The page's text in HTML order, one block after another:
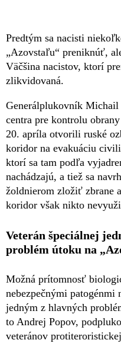
Predtým sa nacisti
„Azovstaľu“ preniknúť,
Väčšina nacistov, ktorí
zlikvidovaná.
Generálplukovník
centra pre kontrolu
20. apríla otvorili ruské
koridor na evakuáciu
ktorí sa tam podľa
nachádzajú, a tiež sa
žoldnierom zložiť zbrane
koridor však nikto
Veterán špeciálnej
problém útoku na
Možná prítomnosť
nebezpečnými patogénmi
jedným z hlavných
to Andrej Popov,
veteránov